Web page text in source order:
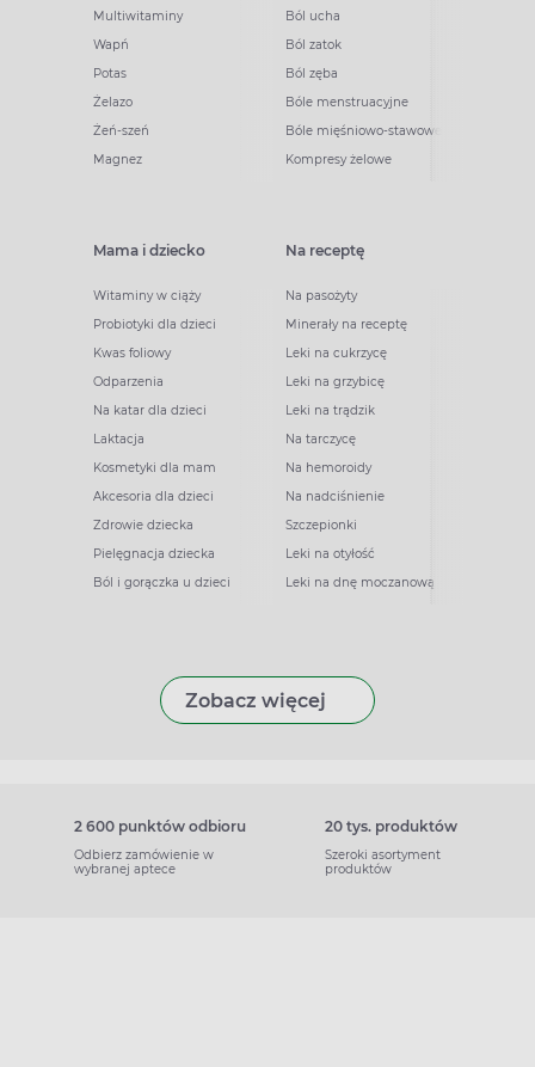
Multiwitaminy
Wapń
Potas
Żelazo
Żeń-szeń
Magnez
Ból ucha
Ból zatok
Ból zęba
Bóle menstruacyjne
Bóle mięśniowo-stawowe
Kompresy żelowe
Mama i dziecko
Witaminy w ciąży
Probiotyki dla dzieci
Kwas foliowy
Odparzenia
Na katar dla dzieci
Laktacja
Kosmetyki dla mam
Akcesoria dla dzieci
Zdrowie dziecka
Pielęgnacja dziecka
Ból i gorączka u dzieci
Na receptę
Na pasożyty
Minerały na receptę
Leki na cukrzycę
Leki na grzybicę
Leki na trądzik
Na tarczycę
Na hemoroidy
Na nadciśnienie
Szczepionki
Leki na otyłość
Leki na dnę moczanową
Zobacz więcej
2 600 punktów odbioru
Odbierz zamówienie w
wybranej aptece
20 tys. produktów
Szeroki asortyment
produktów